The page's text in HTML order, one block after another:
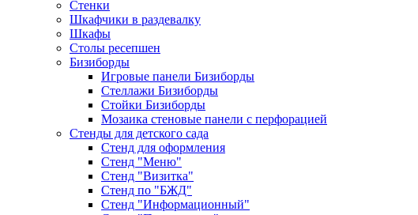
Стенки
Шкафчики в раздевалку
Шкафы
Столы ресепшен
Бизиборды
Игровые панели Бизиборды
Стеллажи Бизиборды
Стойки Бизиборды
Мозаика стеновые панели с перфорацией
Стенды для детского сада
Стенд для оформления
Стенд "Меню"
Стенд "Визитка"
Стенд по "БЖД"
Стенд "Информационный"